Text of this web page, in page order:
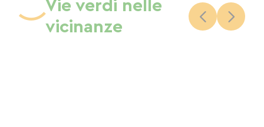
Vie verdi nelle
vicinanze